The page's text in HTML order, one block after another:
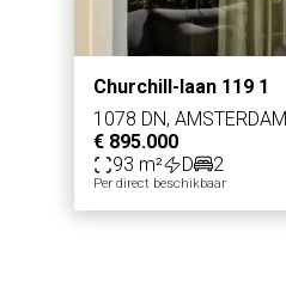
Churchill-laan 119 1
1078 DN, AMSTERDAM
€ 895.000
93 m²
D 2
Per direct beschikbaar